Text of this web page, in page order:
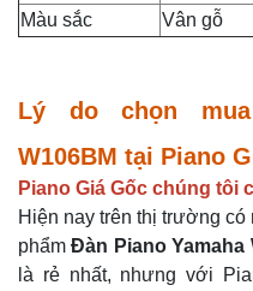
Màu sắc
Vân gỗ
Lý do chọn mua
W106BM tại Piano
Piano Giá Gốc chúng tôi
Hiện nay trên thị trường
phẩmĐàn Piano Yamaha
là rẻ nhất, nhưng với